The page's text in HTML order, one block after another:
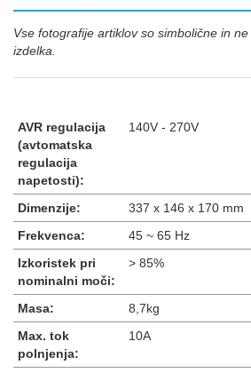
Vse fotografije artiklov so simbolične in
izdelka.
AVR regulacija
(avtomatska
regulacija
napetosti):
140V - 270V
Dimenzije:
337 x 146 x 170 mm
Frekvenca:
45 ~ 65 Hz
Izkoristek pri
nominalni moči:
> 85%
Masa:
8,7kg
Max. tok
polnjenja:
10A